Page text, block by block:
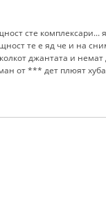
сте комплексари...
те е яд че и на
джантата и
от *** дет плюят